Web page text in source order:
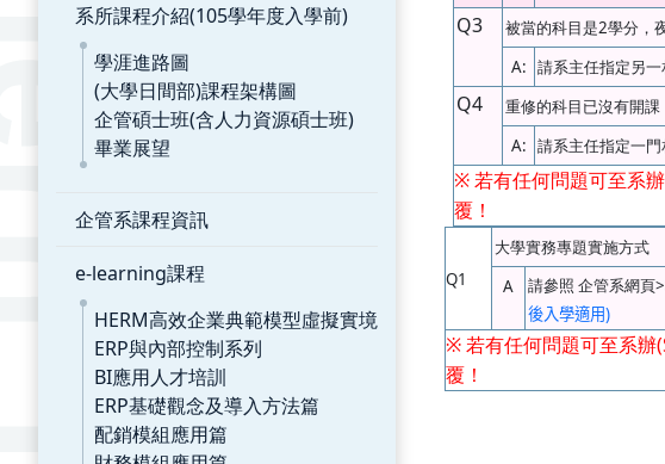
系所課程介紹(105學年度入學前)
學涯進路圖
(大學日間部)課程架構圖
企管碩士班(含人力資源碩士班)
畢業展望
企管系課程資訊
e-learning課程
HERM高效企業典範模型虛擬實境
ERP與內部控制系列
BI應用人才培訓
ERP基礎觀念及導入方法篇
配銷模組應用篇
Q3 被當的科目是2學分，
A: 請系主任指定另一
Q4 重修的科目已沒有開課
A: 請系主任指定一門
※ 若有任何問題可至系辦
覆！
Q1
大學實務專題實施方式
A 請參照 企管系網頁>
後入學適用)
※ 若有任何問題可至系辦
覆！